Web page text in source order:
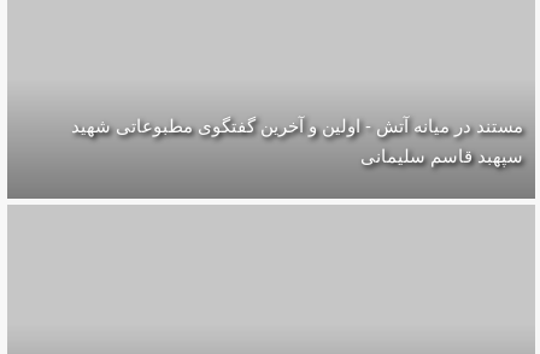
مستند در میانه آتش - اولین و آخرین گفتگوی مطبوعاتی شهید
سپهبد قاسم سلیمانی